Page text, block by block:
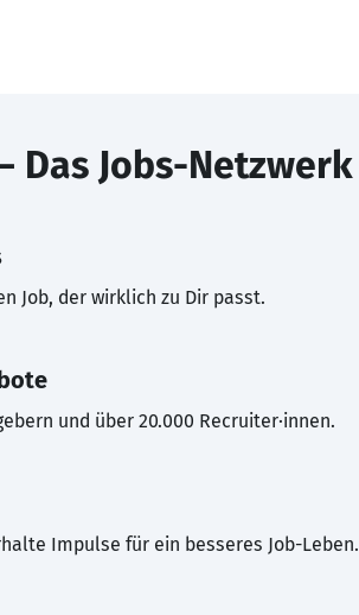
Das Jobs-Netzwerk
Job, der wirklich zu Dir passt.
und über 20.000 Recruiter·innen.
Impulse für ein besseres Job-Leben.